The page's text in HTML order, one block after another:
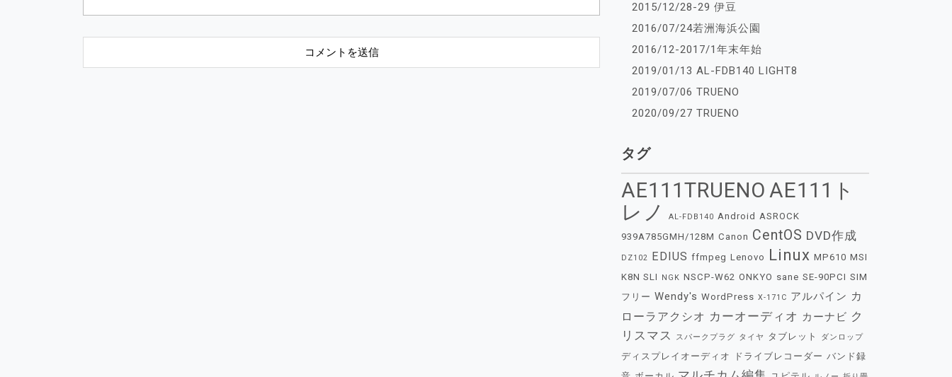
2015/12/28-29 伊豆
2016/07/24若洲海浜公園
2016/12-2017/1年末年始
2019/01/13 AL-FDB140 LIGHT8
2019/07/06 TRUENO
2020/09/27 TRUENO
タグ
AE111TRUENO AE111ト
レノ
AL-FDB140 Android ASROCK
939A785GMH/128M Canon CentOS DVD作成
DZ102 EDIUS ffmpeg Lenovo Linux MP610 MSI
K8N SLI
NGK NSCP-W62 ONKYO sane SE-90PCI SIM
フリー Wendy's WordPress X-171C アルパイン カ
ローラアクシオ カーオーディオ カーナビ ク
リスマス
スパークプラグ タイヤ タブレット ダンロップ
ディスプレイオーディオ ドライブレコーダー バンド録